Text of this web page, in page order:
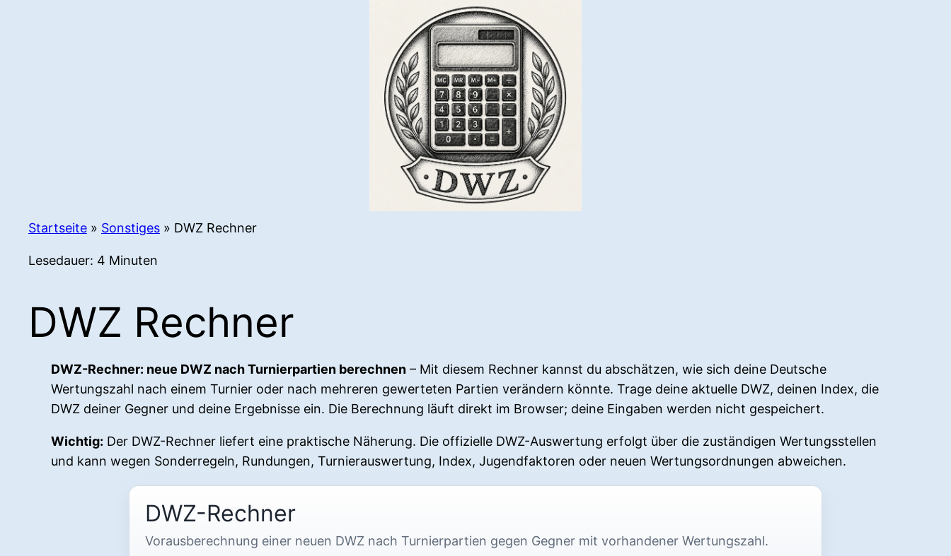
Startseite » Sonstiges » DWZ Rechner
Lesedauer: 4 Minuten
DWZ Rechner
DWZ-Rechner: neue DWZ nach Turnierpartien berechnen – Mit diesem Rechner kannst du abschätzen, wie sich deine Deutsche
Wertungszahl nach einem Turnier oder nach mehreren gewerteten Partien verändern könnte. Trage deine aktuelle DWZ, deinen Index, die
DWZ deiner Gegner und deine Ergebnisse ein. Die Berechnung läuft direkt im Browser; deine Eingaben werden nicht gespeichert.
Wichtig: Der DWZ-Rechner liefert eine praktische Näherung. Die offizielle DWZ-Auswertung erfolgt über die zuständigen Wertungsstellen
und kann wegen Sonderregeln, Rundungen, Turnierauswertung, Index, Jugendfaktoren oder neuen Wertungsordnungen abweichen.
DWZ-Rechner
Vorausberechnung einer neuen DWZ nach Turnierpartien gegen Gegner mit vorhandener Wertungszahl.